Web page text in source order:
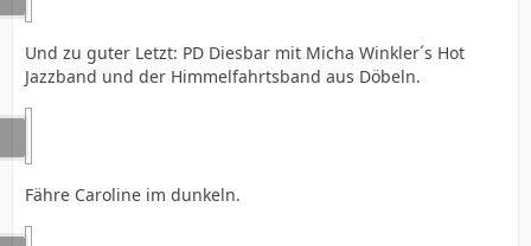
Und zu guter Letzt: PD Diesbar mit Micha Winkler´s Hot
Jazzband und der Himmelfahrtsband aus Döbeln.
Fähre Caroline im dunkeln.